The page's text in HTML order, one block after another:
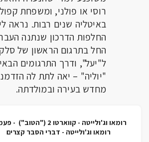
רוסי או פולני, ומשפחת
באיטליה שנים רבות. נראה
החל בתרגום הראשון של
ל"יעל", ודרך התרגומים
"יוליה" – יאה לתת לה
מחדש בעירה ובמולדתה.
רומאו וג'ולייטה - קווארטו 2 ("הטוב") -
רומאו וג'ולייטה - דברי הסבר קצרים